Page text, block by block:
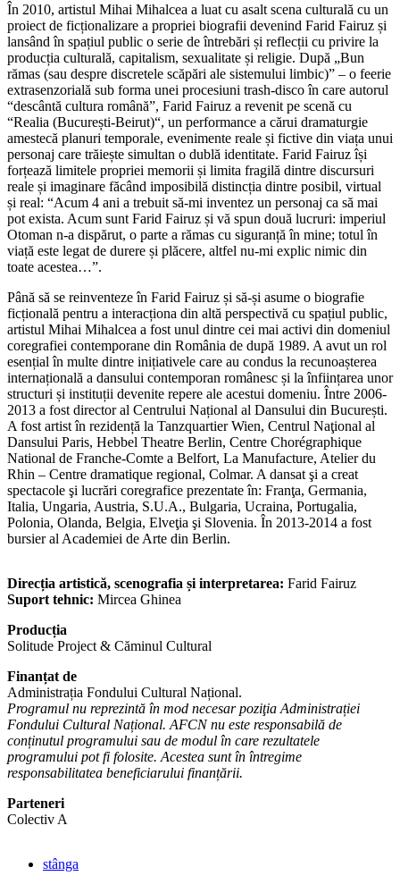
În 2010, artistul Mihai Mihalcea a luat cu asalt scena culturală cu un
proiect de ficționalizare a propriei biografii devenind Farid Fairuz și
lansând în spațiul public o serie de întrebări și reflecții cu privire la
producția culturală, capitalism, sexualitate și religie. După „Bun
rămas (sau despre discretele scăpări ale sistemului limbic)” – o feerie
extrasenzorială sub forma unei procesiuni trash-disco în care autorul
“descântă cultura română”, Farid Fairuz a revenit pe scenă cu
“Realia (București-Beirut)“, un performance a cărui dramaturgie
amestecă planuri temporale, evenimente reale și fictive din viața unui
personaj care trăiește simultan o dublă identitate. Farid Fairuz își
forțează limitele propriei memorii și limita fragilă dintre discursuri
reale și imaginare făcând imposibilă distincția dintre posibil, virtual
și real: “Acum 4 ani a trebuit să-mi inventez un personaj ca să mai
pot exista. Acum sunt Farid Fairuz și vă spun două lucruri: imperiul
Otoman n-a dispărut, o parte a rămas cu siguranță în mine; totul în
viață este legat de durere și plăcere, altfel nu-mi explic nimic din
toate acestea…”.
Până să se reinventeze în Farid Fairuz și să-și asume o biografie
ficțională pentru a interacționa din altă perspectivă cu spațiul public,
artistul Mihai Mihalcea a fost unul dintre cei mai activi din domeniul
coregrafiei contemporane din România de după 1989. A avut un rol
esențial în multe dintre inițiativele care au condus la recunoașterea
internațională a dansului contemporan românesc și la înființarea unor
structuri și instituții devenite repere ale acestui domeniu. Între 2006-
2013 a fost director al Centrului Național al Dansului din București.
A fost artist în rezidență la Tanzquartier Wien, Centrul Naţional al
Dansului Paris, Hebbel Theatre Berlin, Centre Chorégraphique
National de Franche-Comte a Belfort, La Manufacture, Atelier du
Rhin – Centre dramatique regional, Colmar. A dansat şi a creat
spectacole şi lucrări coregrafice prezentate în: Franţa, Germania,
Italia, Ungaria, Austria, S.U.A., Bulgaria, Ucraina, Portugalia,
Polonia, Olanda, Belgia, Elveţia şi Slovenia. În 2013-2014 a fost
bursier al Academiei de Arte din Berlin.
Direcția artistică, scenografia și interpretarea: Farid Fairuz
Suport tehnic: Mircea Ghinea
Producția
Solitude Project & Căminul Cultural
Finanțat de
Administrația Fondului Cultural Național.
Programul nu reprezintă în mod necesar poziţia Administrației
Fondului Cultural Național. AFCN nu este responsabilă de
conținutul programului sau de modul în care rezultatele
programului pot fi folosite. Acestea sunt în întregime
responsabilitatea beneficiarului finanțării.
Parteneri
Colectiv A
stânga